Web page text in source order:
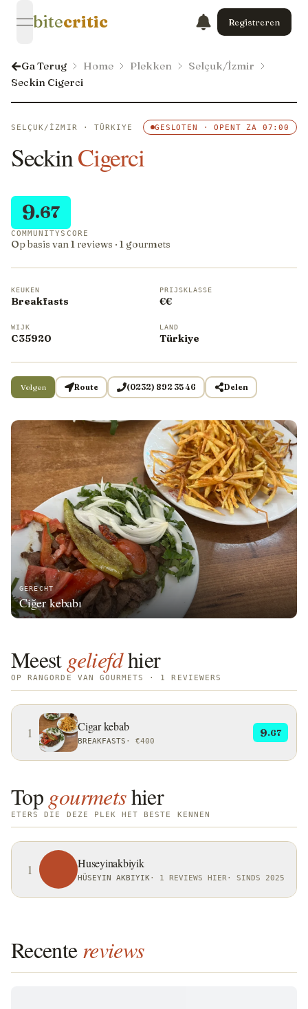
open navigation menu
bitecritic Registreren
Ga Terug Home Plekken
Selçuk/İzmir
Seckin Cigerci
GERECHT
Ciğer kebabı
SELÇUK/İZMIR · TÜRKIYE GESLOTEN · OPENT ZA 07:00
SeckinCigerci
9.67
COMMUNITYSCORE
Op basis van 1 reviews · 1 gourmets
KEUKEN
Breakfasts
PRIJSKLASSE
€€
WIJK
C35920
LAND
Türkiye
Volgen Route (0232) 892 35 46 Delen
Meest geliefdhier
OP RANGORDE VAN GOURMETS · 1 REVIEWERS
1 Cigar kebab
BREAKFASTS · €400
9.67
Top gourmetshier
ETERS DIE DEZE PLEK HET BESTE KENNEN
1 Huseyinakbiyik
HÜSEYIN AKBIYIK · 1 REVIEWS HIER · SINDS 2025
Recentereviews